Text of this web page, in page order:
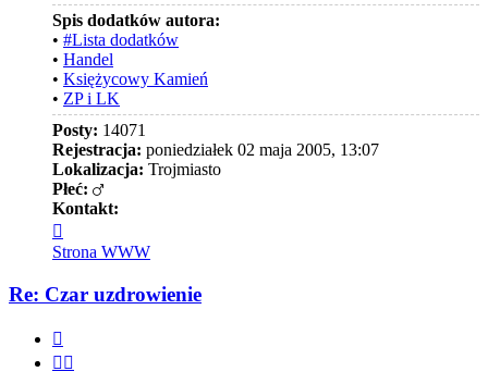
Spis dodatków autora:
• #Lista dodatków
• Handel
• Księżycowy Kamień
• ZP i LK
Posty: 14071
Rejestracja: poniedziałek 02 maja 2005, 13:07
Lokalizacja: Trojmiasto
Płeć:
Kontakt:
się
z
Strona WWW
Re: Czar uzdrowienie